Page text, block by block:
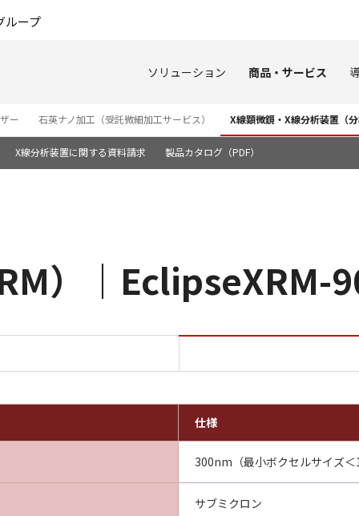
ループ
ソリューション 商品・サービス
ー 石英ナノ加工（受託微細加工サービス） X線顕微鏡・X線分析装置（分
X線分析装置に関する資料請求 製品カタログ（PDF）
）｜EclipseXRM-
ナノX線顕微鏡（XRM）｜
仕様
300nm（最小ボクセルサイズ＜
サブミクロン